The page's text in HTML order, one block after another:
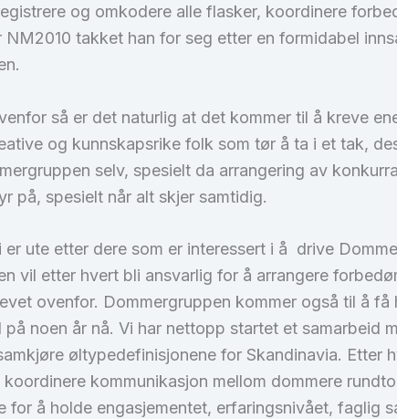
og omkodere alle flasker, koordinere
NM2010 takket han for seg etter en formidabel
så er det naturlig at det kommer til å kreve
og kunnskapsrike folk som tør å ta i et tak,
selv, spesielt da arrangering av
på, spesielt når alt skjer samtidig.
er ute etter dere som er interessert i å drive
vil etter hvert bli ansvarlig for å arrangere
ovenfor. Dommergruppen kommer også til å
på noen år nå. Vi har nettopp startet et samarbeid
øltypedefinisjonene for Skandinavia. Etter
kommunikasjon mellom dommere
for å holde engasjementet, erfaringsnivået, faglig